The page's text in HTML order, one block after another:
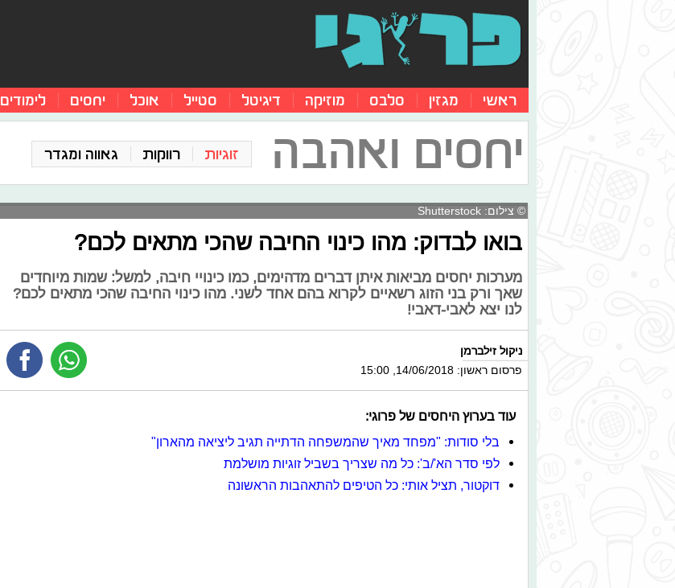
ראשי מגזין סלבס מוזיקה דיגיטל סטייל אוכל יחסים לימודים
יחסים ואהבה זוגיות רווקות גאווה ומגדר
© צילום: Shutterstock
בואו לבדוק: מהו כינוי החיבה שהכי מתאים לכם?
מערכות יחסים מביאות איתן דברים מדהימים, כמו כינויי חיבה, למשל: שמות מיוחדים
שאך ורק בני הזוג רשאיים לקרוא בהם אחד לשני. מהו כינוי החיבה שהכי מתאים לכם?
לנו יצא לאבי-דאבי!
ניקול זילברמן
פרסום ראשון: 14/06/2018, 15:00
עוד בערוץ היחסים של פרוגי:
בלי סודות: "מפחד מאיך שהמשפחה הדתייה תגיב ליציאה מהארון"
לפי סדר הא'/ב': כל מה שצריך בשביל זוגיות מושלמת
דוקטור, תציל אותי: כל הטיפים להתאהבות הראשונה